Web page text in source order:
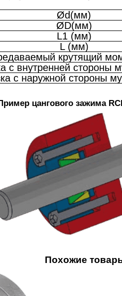
Ød(мм)
ØD(мм)
L1 (мм)
L (мм)
крутящий
с внутренней стороны
с наружной стороны
цангового зажима
Похожие